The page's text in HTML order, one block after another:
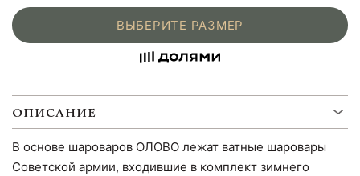
ВЫБЕРИТЕ РАЗМЕР
ОПИСАНИЕ
В основе шароваров ОЛОВО лежат ватные шаровары
Советской армии, входившие в комплект зимнего